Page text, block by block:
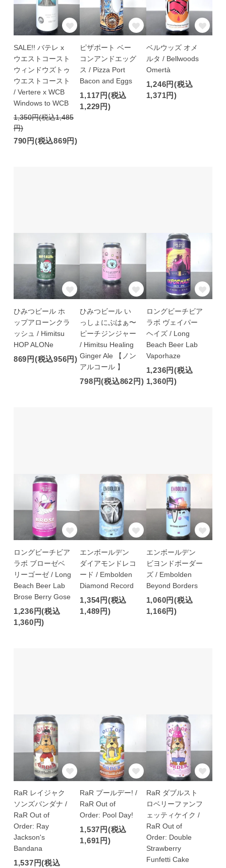
SALE!! バテレ x
ウエストコースト
ウィンドウズトゥ
ウエストコースト
/ Vertere x WCB
Windows to WCB
1,350円(税込1,485
円)
790円(税込869円)
ピザポート ベー
コンアンドエッグ
ス / Pizza Port
Bacon and Eggs
1,117円(税込
1,229円)
ベルウッズ オメ
ルタ / Bellwoods
Omertà
1,246円(税込
1,371円)
ひみつビール ホ
ップアローンクラ
ッシュ / Himitsu
HOP ALONe
869円(税込956円)
ひみつビール い
っしょにぷはぁ〜
ピーチジンジャー
/ Himitsu Healing
Ginger Ale 【ノン
アルコール 】
798円(税込862円)
ロングビーチビア
ラボ ヴェイパー
ヘイズ / Long
Beach Beer Lab
Vaporhaze
1,236円(税込
1,360円)
ロングビーチビア
ラボ ブローゼベ
リーゴーゼ / Long
Beach Beer Lab
Brose Berry Gose
1,236円(税込
1,360円)
エンボールデン
ダイアモンドレコ
ード / Embolden
Diamond Record
1,354円(税込
1,489円)
エンボールデン
ビヨンドボーダー
ズ / Embolden
Beyond Borders
1,060円(税込
1,166円)
RaR レイジャク
ソンズバンダナ /
RaR Out of
Order: Ray
Jackson's
Bandana
1,537円(税込
RaR プールデー! /
RaR Out of
Order: Pool Day!
1,537円(税込
1,691円)
RaR ダブルスト
ロベリーファンフ
ェッティケイク /
RaR Out of
Order: Double
Strawberry
Funfetti Cake